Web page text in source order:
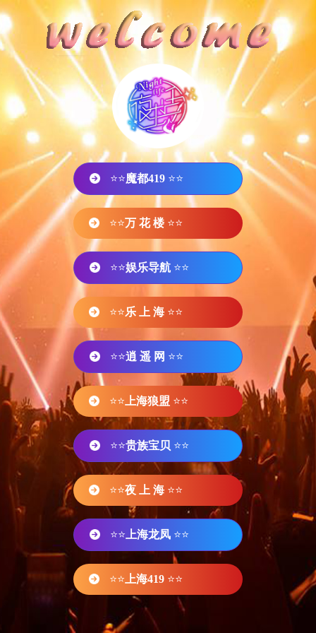
⭐⭐魔都419 ⭐⭐
⭐⭐万 花 楼 ⭐⭐
⭐⭐娱乐导航 ⭐⭐
⭐⭐乐 上 海 ⭐⭐
⭐⭐逍 遥 网 ⭐⭐
⭐⭐ 上海狼盟 ⭐⭐
⭐⭐贵族宝贝 ⭐⭐
⭐⭐夜 上 海 ⭐⭐
⭐⭐ 上海龙凤 ⭐⭐
⭐⭐ 上海419 ⭐⭐